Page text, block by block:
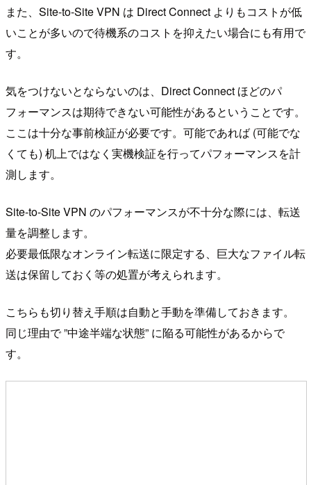
また、Site-to-Site VPN は Direct Connect よりもコストが低
いことが多いので待機系のコストを抑えたい場合にも有用で
す。
気をつけないとならないのは、Direct Connect ほどのパ
フォーマンスは期待できない可能性があるということです。
ここは十分な事前検証が必要です。可能であれば (可能でな
くても) 机上ではなく実機検証を行ってパフォーマンスを計
測します。
Site-to-Site VPN のパフォーマンスが不十分な際には、転送
量を調整します。
必要最低限なオンライン転送に限定する、巨大なファイル転
送は保留しておく等の処置が考えられます。
こちらも切り替え手順は自動と手動を準備しておきます。
同じ理由で ”中途半端な状態” に陥る可能性があるからで
す。